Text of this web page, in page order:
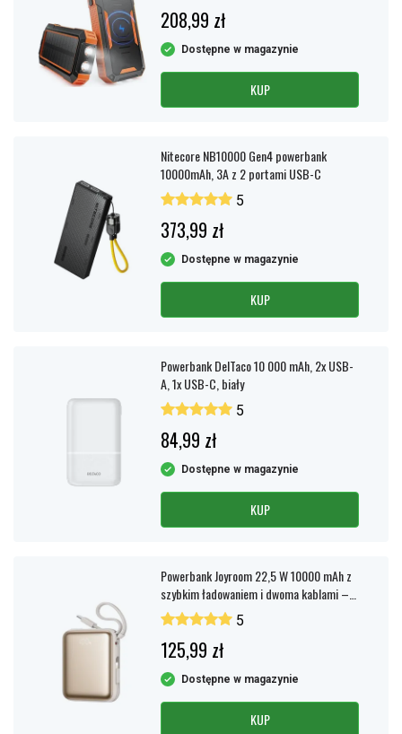
208,99 zł
Dostępne w magazynie
KUP
Nitecore NB10000 Gen4 powerbank
10000mAh, 3A z 2 portami USB-C
5
373,99 zł
Dostępne w magazynie
KUP
Powerbank DelTaco 10 000 mAh, 2x USB-
A, 1x USB-C, biały
5
84,99 zł
Dostępne w magazynie
KUP
Powerbank Joyroom 22,5 W 10000 mAh z
szybkim ładowaniem i dwoma kablami –
tytanowy
5
125,99 zł
Dostępne w magazynie
KUP